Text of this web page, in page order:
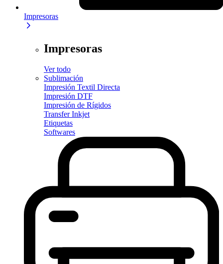
Impresoras
Impresoras
Ver todo
Sublimación
Impresión Textil Directa
Impresión DTF
Impresión de Rígidos
Transfer Inkjet
Etiquetas
Softwares